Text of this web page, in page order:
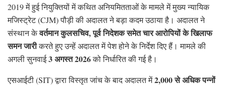
2019 में हुई नियुक्तियों में कथित अनियमितताओं के मामले में मुख्य न्यायिक
मजिस्ट्रेट (CJM) पौड़ी की अदालत ने बड़ा कदम उठाया है। अदालत ने
संस्थान केवर्तमान कुलसचिव, पूर्व निदेशक समेत चार आरोपियों के खिलाफ
समन जारीकरते हुए उन्हें अदालत में पेश होने के निर्देश दिए हैं। मामले की
अगली सुनवाई3 अगस्त 2026को निर्धारित की गई है।
एसआईटी (SIT) द्वारा विस्तृत जांच के बाद अदालत में2,000 से अधिक पन्नों